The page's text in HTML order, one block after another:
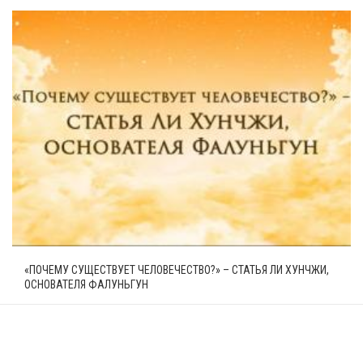
«ПОЧЕМУ СУЩЕСТВУЕТ ЧЕЛОВЕЧЕСТВО?» – СТАТЬЯ ЛИ ХУНЧЖИ,
ОСНОВАТЕЛЯ ФАЛУНЬГУН